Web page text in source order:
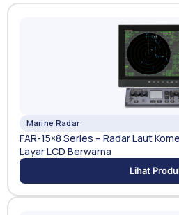
Marine Radar
FAR-15×8 Series – Radar Laut
Layar LCD Berwarna
Lihat